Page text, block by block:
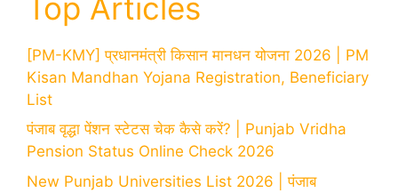
Top Articles
[PM-KMY] प्रधानमंत्री किसान मानधन योजना 2026 | PM
Kisan Mandhan Yojana Registration, Beneficiary
List
पंजाब वृद्धा पेंशन स्टेटस चेक कैसे करें? | Punjab Vridha
Pension Status Online Check 2026
New Punjab Universities List 2026 | पंजाब